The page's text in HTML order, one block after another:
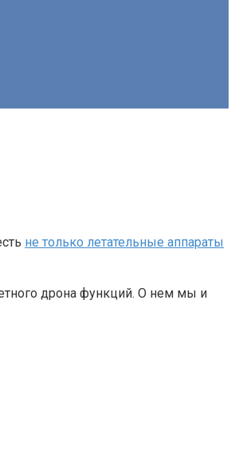
не только летательные аппараты
дрона функций. О нем мы и